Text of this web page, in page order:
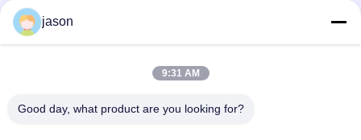
jason
9:31 AM
Good day, what product are you looking for?